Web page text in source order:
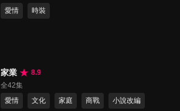
愛情
時裝
家業
8.9
全42集
愛情
文化 家庭 商戰 小說改編